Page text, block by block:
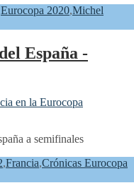
Eurocopa 2020,Michel
España -
a semifinales
,Francia,Crónicas Eurocopa